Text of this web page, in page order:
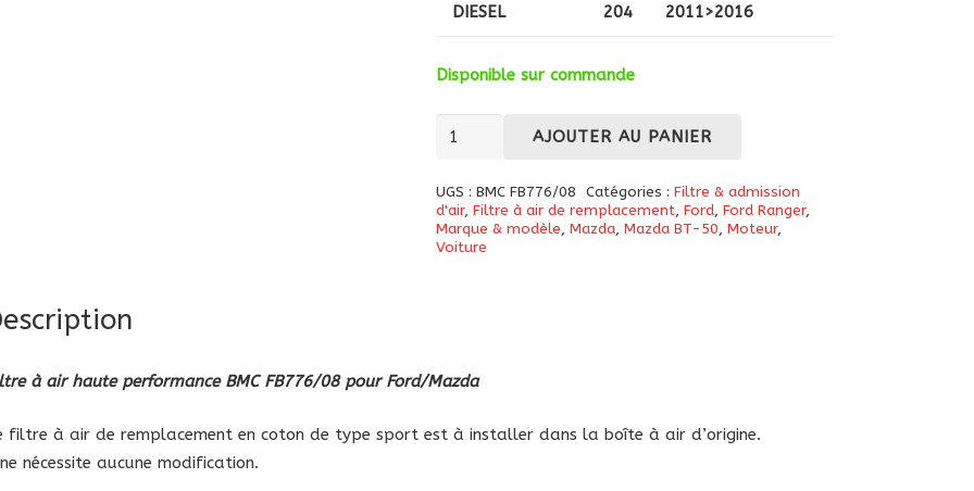
DIESEL
204
2011>2016
Disponible sur commande
quantité
Filtre
à
air
pour
AJOUTER AU PANIER
UGS :BMC FB776/08 Catégories : Filtre & admission
d'air,Filtre à air de remplacement,Ford,Ford Ranger,
Marque & modèle,Mazda,Mazda BT-50,Moteur,
Voiture
à air haute performance BMC FB776/08 pour Ford/Mazda
filtre à air de remplacement en coton de type sport est à installer dans la boîte à air d’origine.
nécessite aucune modification.